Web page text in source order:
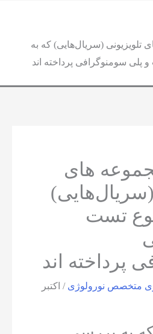
تلویزیونی (سریال‌هایی) که به
سومنوگرافی پرداخته اند
های
(سریال‌هایی)
تست
پرداخته اند
متخصص نورولوژی/ اکتبر